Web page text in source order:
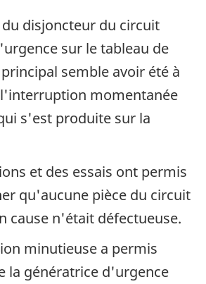
disjoncteur du circuit
sur le tableau de
semble avoir été à
momentanée
s'est produite sur la
et des essais ont permis
qu'aucune pièce du circuit
cause n'était défectueuse.
minutieuse a permis
la génératrice d'urgence